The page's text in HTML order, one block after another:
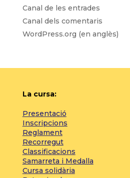
Canal de les entrades
Canal dels comentaris
WordPress.org (en anglès)
La cursa:
Presentació
Inscripcions
Reglament
Recorregut
Classificacions
Samarreta i Medalla
Cursa solidària